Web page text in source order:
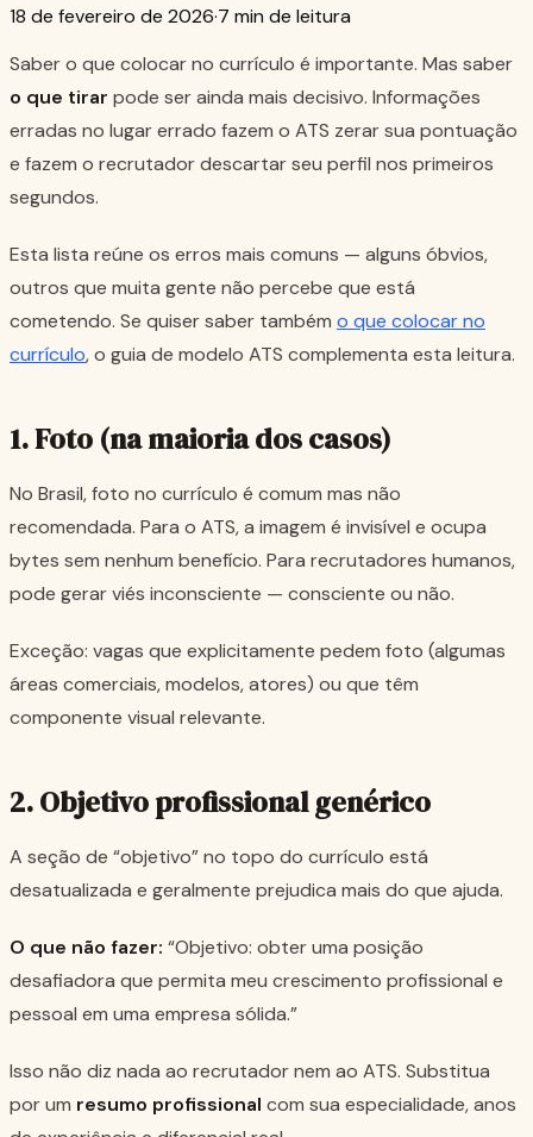
18 de fevereiro de 2026·7 min de leitura
Saber o que colocar no currículo é importante. Mas saber
o que tirar pode ser ainda mais decisivo. Informações
erradas no lugar errado fazem o ATS zerar sua pontuação
e fazem o recrutador descartar seu perfil nos primeiros
segundos.
Esta lista reúne os erros mais comuns — alguns óbvios,
outros que muita gente não percebe que está
cometendo. Se quiser saber também o que colocar no
currículo, o guia de modelo ATS complementa esta leitura.
1. Foto (na maioria dos casos)
No Brasil, foto no currículo é comum mas não
recomendada. Para o ATS, a imagem é invisível e ocupa
bytes sem nenhum benefício. Para recrutadores humanos,
pode gerar viés inconsciente — consciente ou não.
Exceção: vagas que explicitamente pedem foto (algumas
áreas comerciais, modelos, atores) ou que têm
componente visual relevante.
2. Objetivo profissional genérico
A seção de “objetivo” no topo do currículo está
desatualizada e geralmente prejudica mais do que ajuda.
O que não fazer: “Objetivo: obter uma posição
desafiadora que permita meu crescimento profissional e
pessoal em uma empresa sólida.”
Isso não diz nada ao recrutador nem ao ATS. Substitua
por um resumo profissional com sua especialidade, anos